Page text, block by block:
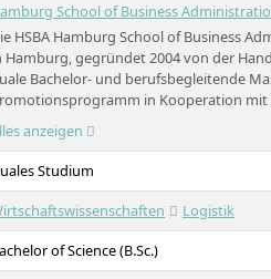
School of Business
HSBA Hamburg School of Business
Hamburg, gegründet 2004 von der
Bachelor- und berufsbegleitende
in Kooperation
betriebswirtschaftlichen Studiengängen
HSBA maßgeschneiderte
und mehreren
Hamburgs.
anzeigen
Studium
Logistik
of Science (B.Sc.)